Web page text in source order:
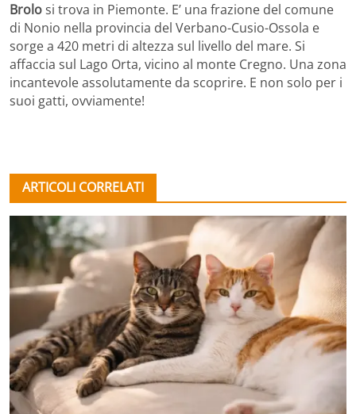
Brolosi trova in Piemonte. E’ una frazione del comune
di Nonio nella provincia del Verbano-Cusio-Ossola e
sorge a 420 metri di altezza sul livello del mare. Si
affaccia sul Lago Orta, vicino al monte Cregno. Una zona
incantevole assolutamente da scoprire. E non solo per i
suoi gatti, ovviamente!
ARTICOLI CORRELATI